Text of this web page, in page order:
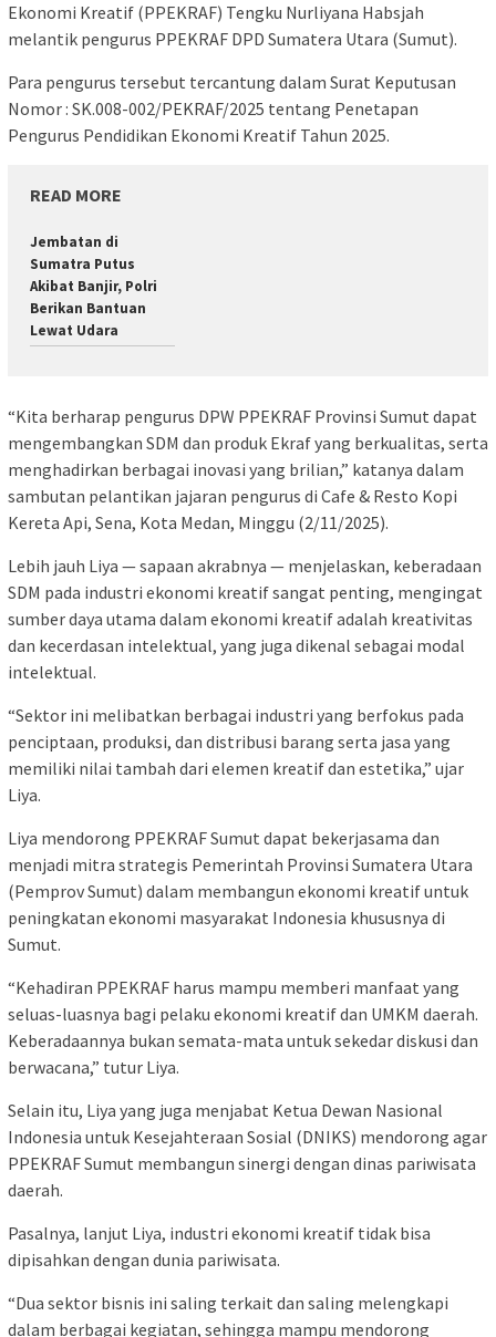
Ekonomi Kreatif (PPEKRAF) Tengku Nurliyana Habsjah
melantik pengurus PPEKRAF DPD Sumatera Utara (Sumut).
Para pengurus tersebut tercantung dalam Surat Keputusan
Nomor : SK.008-002/PEKRAF/2025 tentang Penetapan
Pengurus Pendidikan Ekonomi Kreatif Tahun 2025.
READ MORE
Jembatan di
Sumatra Putus
Akibat Banjir, Polri
Berikan Bantuan
Lewat Udara
“Kita berharap pengurus DPW PPEKRAF Provinsi Sumut dapat
mengembangkan SDM dan produk Ekraf yang berkualitas, serta
menghadirkan berbagai inovasi yang brilian,” katanya dalam
sambutan pelantikan jajaran pengurus di Cafe & Resto Kopi
Kereta Api, Sena, Kota Medan, Minggu (2/11/2025).
Lebih jauh Liya — sapaan akrabnya — menjelaskan, keberadaan
SDM pada industri ekonomi kreatif sangat penting, mengingat
sumber daya utama dalam ekonomi kreatif adalah kreativitas
dan kecerdasan intelektual, yang juga dikenal sebagai modal
intelektual.
“Sektor ini melibatkan berbagai industri yang berfokus pada
penciptaan, produksi, dan distribusi barang serta jasa yang
memiliki nilai tambah dari elemen kreatif dan estetika,” ujar
Liya.
Liya mendorong PPEKRAF Sumut dapat bekerjasama dan
menjadi mitra strategis Pemerintah Provinsi Sumatera Utara
(Pemprov Sumut) dalam membangun ekonomi kreatif untuk
peningkatan ekonomi masyarakat Indonesia khususnya di
Sumut.
“Kehadiran PPEKRAF harus mampu memberi manfaat yang
seluas-luasnya bagi pelaku ekonomi kreatif dan UMKM daerah.
Keberadaannya bukan semata-mata untuk sekedar diskusi dan
berwacana,” tutur Liya.
Selain itu, Liya yang juga menjabat Ketua Dewan Nasional
Indonesia untuk Kesejahteraan Sosial (DNIKS) mendorong agar
PPEKRAF Sumut membangun sinergi dengan dinas pariwisata
daerah.
Pasalnya, lanjut Liya, industri ekonomi kreatif tidak bisa
dipisahkan dengan dunia pariwisata.
“Dua sektor bisnis ini saling terkait dan saling melengkapi
dalam berbagai kegiatan, sehingga mampu mendorong